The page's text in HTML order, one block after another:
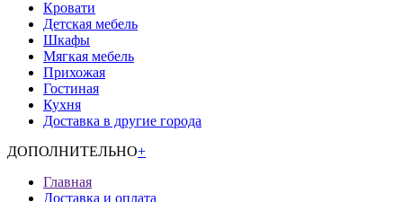
Кровати
Детская мебель
Шкафы
Мягкая мебель
Прихожая
Гостиная
Кухня
Доставка в другие города
ДОПОЛНИТЕЛЬНО+
Главная
Доставка и оплата